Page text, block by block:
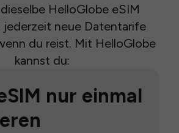
HelloGlobe eSIM
jederzeit neue Datentarife
du reist. Mit HelloGlobe
kannst du:
nur einmal